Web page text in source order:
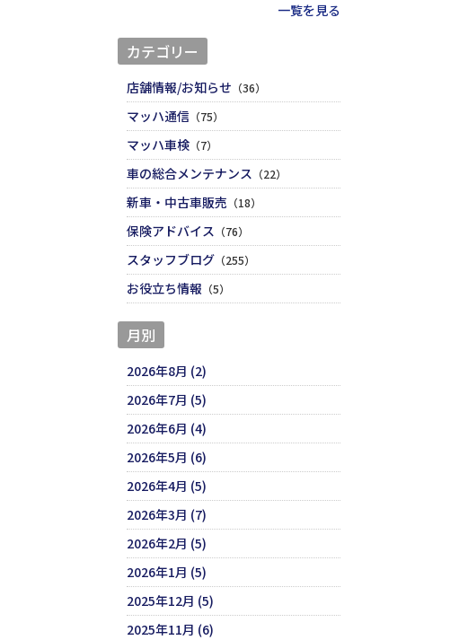
一覧を見る
カテゴリー
店舗情報/お知らせ （36）
マッハ通信 （75）
マッハ車検（7）
車の総合メンテナンス （22）
新車・中古車販売 （18）
保険アドバイス （76）
スタッフブログ（255）
お役立ち情報 （5）
月別
2026年8月 (2)
2026年7月 (5)
2026年6月 (4)
2026年5月 (6)
2026年4月 (5)
2026年3月 (7)
2026年2月 (5)
2026年1月 (5)
2025年12月 (5)
2025年11月 (6)